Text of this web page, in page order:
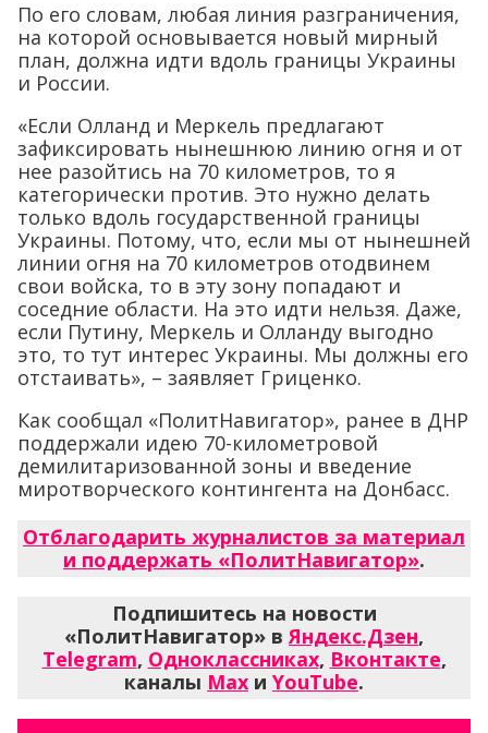
По его словам, любая линия разграничения,
на которой основывается новый мирный
план, должна идти вдоль границы Украины
и России.
«Если Олланд и Меркель предлагают
зафиксировать нынешнюю линию огня и от
нее разойтись на 70 километров, то я
категорически против. Это нужно делать
только вдоль государственной границы
Украины. Потому, что, если мы от нынешней
линии огня на 70 километров отодвинем
свои войска, то в эту зону попадают и
соседние области. На это идти нельзя. Даже,
если Путину, Меркель и Олланду выгодно
это, то тут интерес Украины. Мы должны его
отстаивать», – заявляет Гриценко.
Как сообщал «ПолитНавигатор», ранее в ДНР
поддержали идею 70-километровой
демилитаризованной зоны и введение
миротворческого контингента на Донбасс.
Отблагодарить журналистов за материал
и поддержать «ПолитНавигатор».
Подпишитесь на новости
«ПолитНавигатор» вЯндекс.Дзен,
Telegram, Одноклассниках, Вконтакте,
каналы Max и YouTube.